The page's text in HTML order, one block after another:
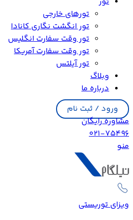
تورهای خارجی
تور انگشت نگاری کانادا
تور وقت سفارت انگلیس
تور وقت سفارت آمریکا
تور آیلتس
وبلاگ
درباره ما
ورود / ثبت نام
مشاوره رایگان
021-75496
منو
ویزای توریستی